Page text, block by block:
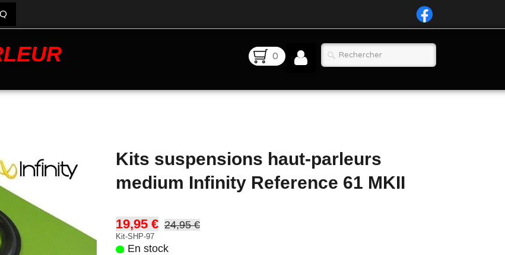
0
Kits suspensions haut-parleurs
medium Infinity Reference 61 MKII
19,95 € 24,95 €
Kit-SHP-97
En stock